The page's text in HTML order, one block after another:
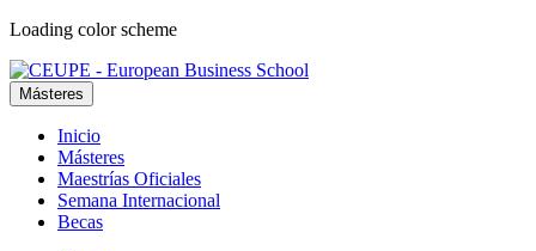
Loading color scheme
Másteres
Inicio
Másteres
Maestrías Oficiales
Semana Internacional
Becas